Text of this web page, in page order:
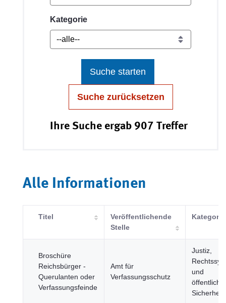
Kategorie
Suche starten
Suche zurücksetzen
Ihre Suche ergab 907 Treffer
Alle Informationen
Titel
Veröffentlichende
Stelle
Kategorie
Broschüre
Reichsbürger -
Querulanten oder
Verfassungsfeinde
Amt für
Verfassungsschutz
Justiz,
und
öffentliche
Sicherheit